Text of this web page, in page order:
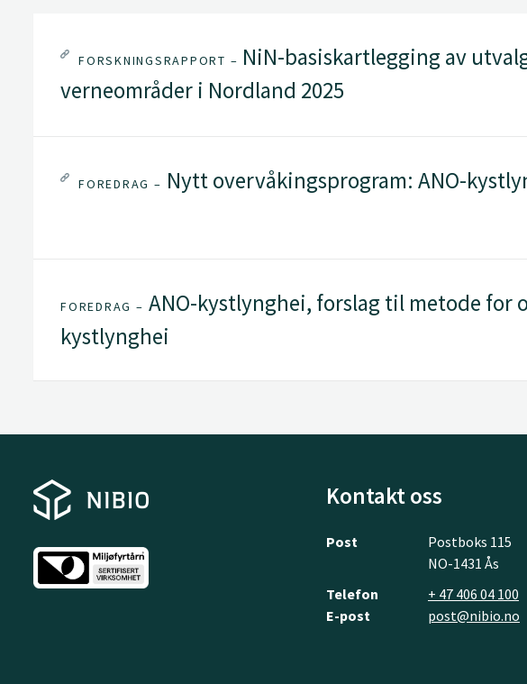
FORSKNINGSRAPPORT – NiN-basiskartlegging av
verneområder i Nordland 2025
FOREDRAG – Nytt overvåkingsprogram: ANO-
FOREDRAG – ANO-kystlynghei, forslag til metode for
kystlynghei
Kontakt oss
Post
Postboks 115
NO-1431 Ås
Telefon
+ 47 406 04 100
E-post
post@nibio.no